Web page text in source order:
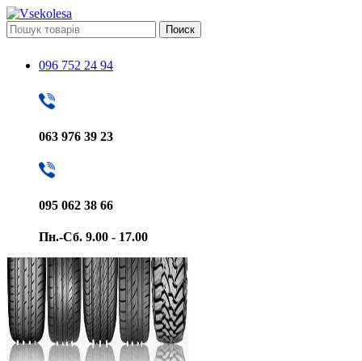
Поиск
096 752 24 94
063 976 39 23
095 062 38 66
Пн.-Сб. 9.00 - 17.00